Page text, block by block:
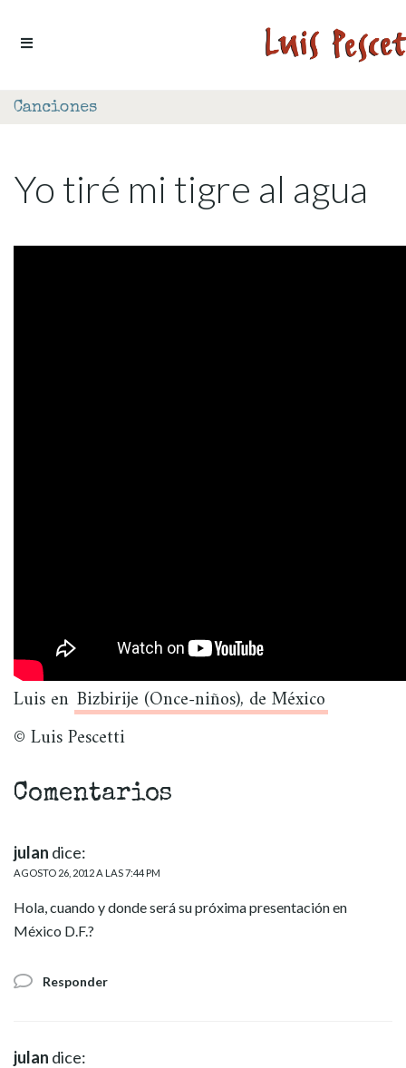
Canciones
Yo tiré mi tigre al agua
Luis en Bizbirije (Once-niños), de México
© Luis Pescetti
Comentarios
julan dice:
AGOSTO 26, 2012 A LAS 7:44 PM
Hola, cuando y donde será su próxima presentación en
México D.F.?
Responder
julan dice: